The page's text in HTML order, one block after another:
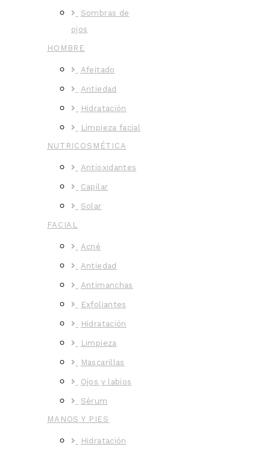
Sombras de
ojos
HOMBRE
Afeitado
Antiedad
Hidratación
Limpieza facial
NUTRICOSMÉTICA
Antioxidantes
Capilar
Solar
FACIAL
Acné
Antiedad
Antimanchas
Exfoliantes
Hidratación
Limpieza
Mascarillas
Ojos y labios
Sérum
MANOS Y PIES
Hidratación